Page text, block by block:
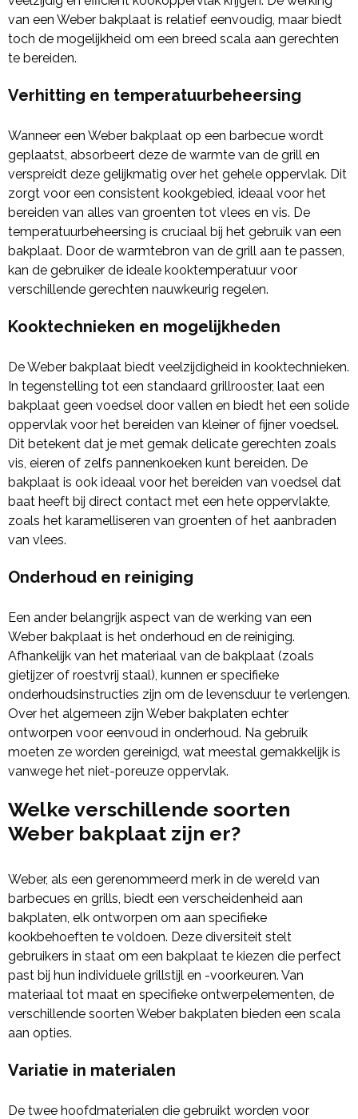
van een Weber bakplaat is relatief eenvoudig, maar biedt
toch de mogelijkheid om een breed scala aan gerechten
te bereiden.
Verhitting en temperatuurbeheersing
Wanneer een Weber bakplaat op een barbecue wordt
geplaatst, absorbeert deze de warmte van de grill en
verspreidt deze gelijkmatig over het gehele oppervlak. Dit
zorgt voor een consistent kookgebied, ideaal voor het
bereiden van alles van groenten tot vlees en vis. De
temperatuurbeheersing is cruciaal bij het gebruik van een
bakplaat. Door de warmtebron van de grill aan te passen,
kan de gebruiker de ideale kooktemperatuur voor
verschillende gerechten nauwkeurig regelen.
Kooktechnieken en mogelijkheden
De Weber bakplaat biedt veelzijdigheid in kooktechnieken.
In tegenstelling tot een standaard grillrooster, laat een
bakplaat geen voedsel door vallen en biedt het een solide
oppervlak voor het bereiden van kleiner of fijner voedsel.
Dit betekent dat je met gemak delicate gerechten zoals
vis, eieren of zelfs pannenkoeken kunt bereiden. De
bakplaat is ook ideaal voor het bereiden van voedsel dat
baat heeft bij direct contact met een hete oppervlakte,
zoals het karamelliseren van groenten of het aanbraden
van vlees.
Onderhoud en reiniging
Een ander belangrijk aspect van de werking van een
Weber bakplaat is het onderhoud en de reiniging.
Afhankelijk van het materiaal van de bakplaat (zoals
gietijzer of roestvrij staal), kunnen er specifieke
onderhoudsinstructies zijn om de levensduur te verlengen.
Over het algemeen zijn Weber bakplaten echter
ontworpen voor eenvoud in onderhoud. Na gebruik
moeten ze worden gereinigd, wat meestal gemakkelijk is
vanwege het niet-poreuze oppervlak.
Welke verschillende soorten
Weber bakplaat zijn er?
Weber, als een gerenommeerd merk in de wereld van
barbecues en grills, biedt een verscheidenheid aan
bakplaten, elk ontworpen om aan specifieke
kookbehoeften te voldoen. Deze diversiteit stelt
gebruikers in staat om een bakplaat te kiezen die perfect
past bij hun individuele grillstijl en -voorkeuren. Van
materiaal tot maat en specifieke ontwerpelementen, de
verschillende soorten Weber bakplaten bieden een scala
aan opties.
Variatie in materialen
De twee hoofdmaterialen die gebruikt worden voor